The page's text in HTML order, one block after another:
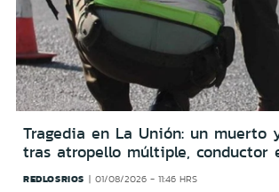
Tragedia en La Unión: un muerto
tras atropello múltiple, conductor
REDLOSRIOS 01/08/2026 - 11:46 HRS